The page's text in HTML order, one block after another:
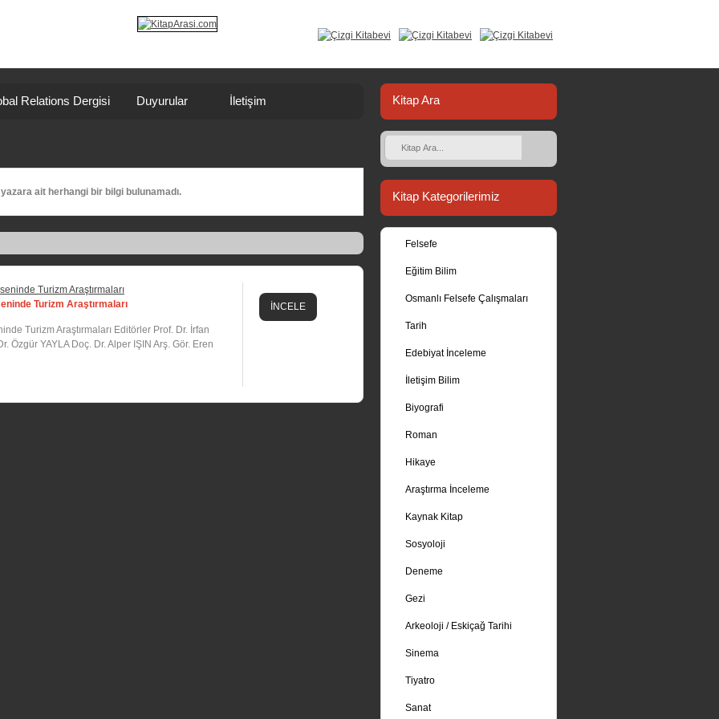
Kitap Ara
Kitap Kategorilerimiz
Felsefe
Eğitim Bilim
Osmanlı Felsefe Çalışmaları
Tarih
Edebiyat İnceleme
İletişim Bilim
Biyografi
Roman
Hikaye
Araştırma İnceleme
Kaynak Kitap
Sosyoloji
Deneme
Gezi
Arkeoloji / Eskiçağ Tarihi
Sinema
Tiyatro
Sanat
Relations Dergisi Duyurular İletişim
ait herhangi bir bilgi bulunamadı.
İNCELE
Turizm Araştırmaları
Turizm Araştırmaları Editörler Prof. Dr. İrfan
Özgür YAYLA Doç. Dr. Alper IŞIN Arş. Gör. Eren